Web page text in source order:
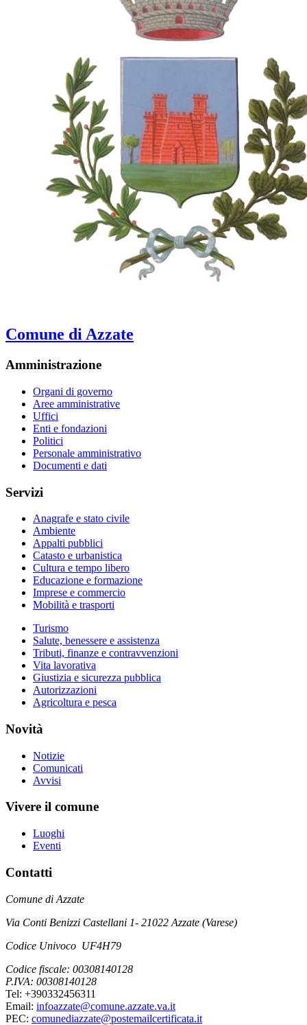
Comune di Azzate
Amministrazione
Organi di governo
Aree amministrative
Uffici
Enti e fondazioni
Politici
Personale amministrativo
Documenti e dati
Servizi
Anagrafe e stato civile
Ambiente
Appalti pubblici
Catasto e urbanistica
Cultura e tempo libero
Educazione e formazione
Imprese e commercio
Mobilità e trasporti
Turismo
Salute, benessere e assistenza
Tributi, finanze e contravvenzioni
Vita lavorativa
Giustizia e sicurezza pubblica
Autorizzazioni
Agricoltura e pesca
Novità
Notizie
Comunicati
Avvisi
Vivere il comune
Luoghi
Eventi
Contatti
Comune di Azzate
Via Conti Benizzi Castellani 1- 21022 Azzate (Varese)
Codice Univoco UF4H79
Codice fiscale: 00308140128
P.IVA: 00308140128
Tel: +390332456311
Email: infoazzate@comune.azzate.va.it
PEC: comunediazzate@postemailcertificata.it